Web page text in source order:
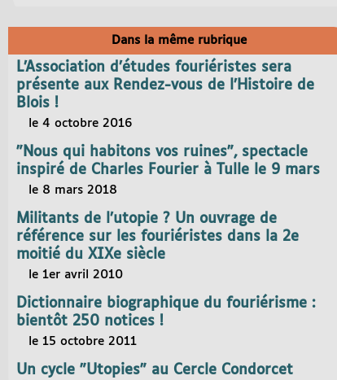
Dans la même rubrique
L’Association d’études fouriéristes sera
présente aux Rendez-vous de l’Histoire de
Blois !
le 4 octobre 2016
"Nous qui habitons vos ruines", spectacle
inspiré de Charles Fourier à Tulle le 9 mars
le 8 mars 2018
Militants de l’utopie ? Un ouvrage de
référence sur les fouriéristes dans la 2e
moitié du XIXe siècle
le 1er avril 2010
Dictionnaire biographique du fouriérisme :
bientôt 250 notices !
le 15 octobre 2011
Un cycle "Utopies" au Cercle Condorcet